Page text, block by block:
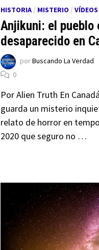
HISTORIA / MISTERIO /VÍDEOS
Anjikuni: el pueblo
desaparecido en
porBuscando La Verdad
0
Por Alien Truth En
guarda un misterio
relato de horror en
2020 que seguro no …